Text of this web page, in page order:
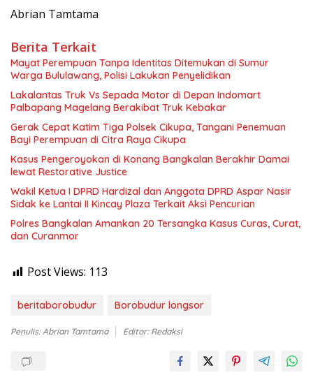
Abrian Tamtama
Berita Terkait
Mayat Perempuan Tanpa Identitas Ditemukan di Sumur
Warga Bululawang, Polisi Lakukan Penyelidikan
Lakalantas Truk Vs Sepada Motor di Depan Indomart
Palbapang Magelang Berakibat Truk Kebakar
Gerak Cepat Katim Tiga Polsek Cikupa, Tangani Penemuan
Bayi Perempuan di Citra Raya Cikupa
Kasus Pengeroyokan di Konang Bangkalan Berakhir Damai
lewat Restorative Justice
Wakil Ketua I DPRD Hardizal dan Anggota DPRD Aspar Nasir
Sidak ke Lantai II Kincay Plaza Terkait Aksi Pencurian
Polres Bangkalan Amankan 20 Tersangka Kasus Curas, Curat,
dan Curanmor
Post Views: 113
beritaborobudur Borobudur longsor
Penulis: Abrian Tamtama Editor: Redaksi